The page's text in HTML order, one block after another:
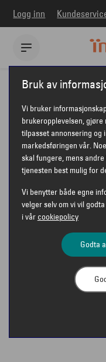
Logg inn
Interoptik Briller
TOM
Bruk av
Vi bruker
brukeropplevelsen,
tilpasset annonsering og
markedsføringen vår.
skal fungere, mens
tjenesten best mulig for
Vi benytter både egne
velger selv om vi vil
i vår cookiepolicy
Godta